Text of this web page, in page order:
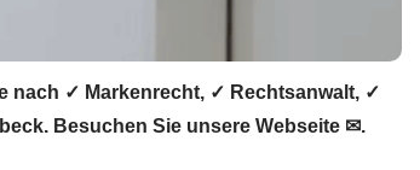
nach ✓ Markenrecht, ✓ Rechtsanwalt, ✓
Besuchen Sie unsere Webseite ✉.